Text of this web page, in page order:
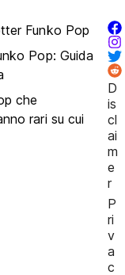
Funko Pop
Pop: Guida
che
rari su cui
D
is
cl
ai
m
e
r
P
ri
v
a
c